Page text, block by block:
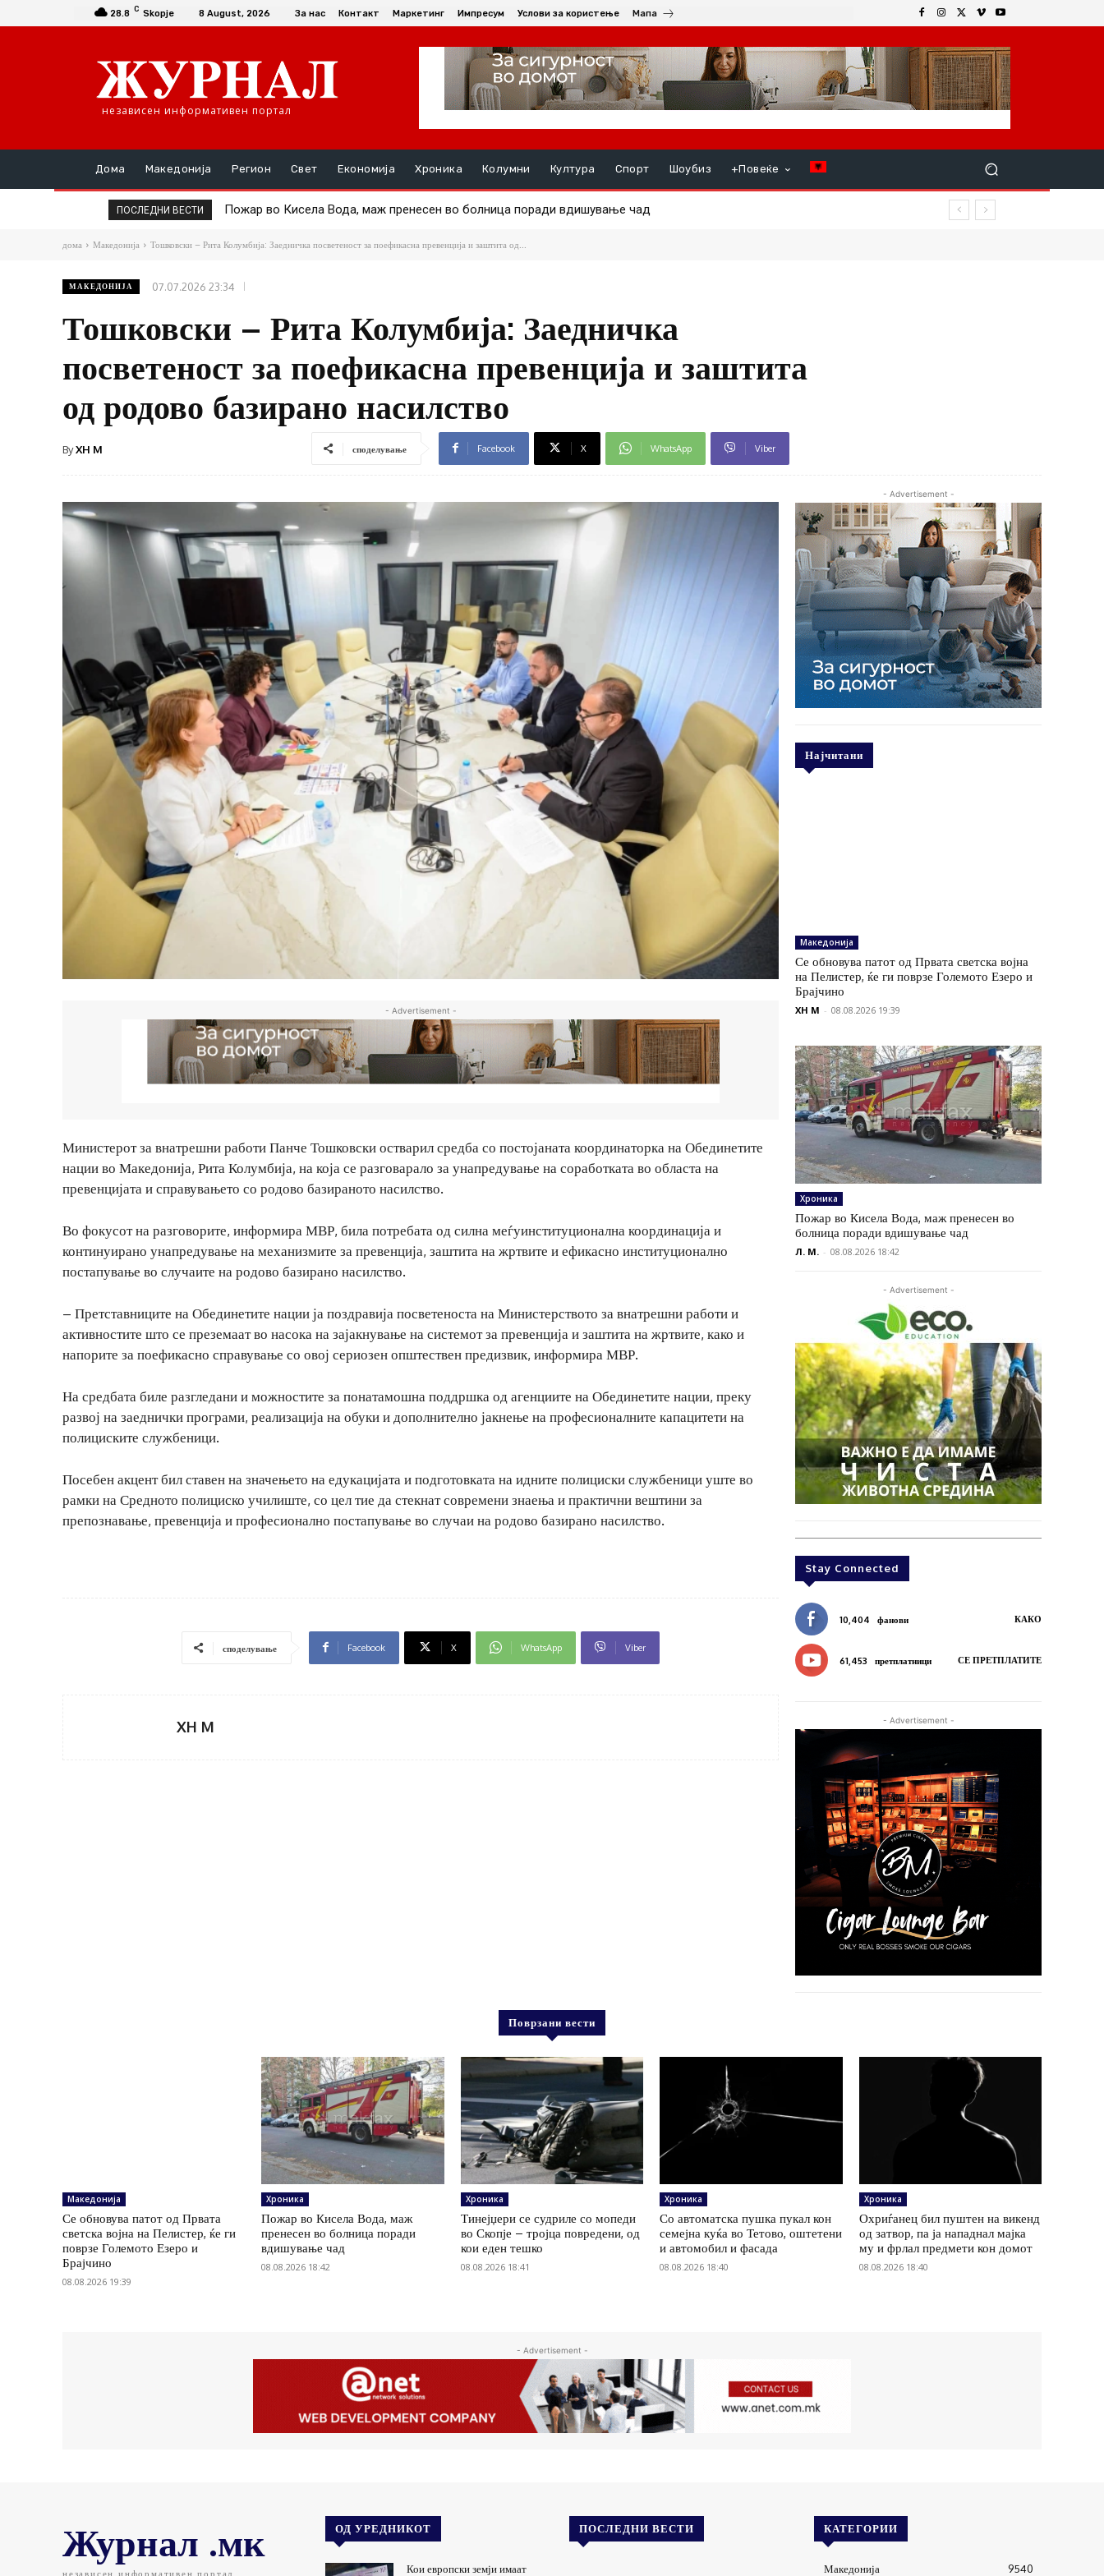
28.8 C Skopje 8 August, 2026 За нас Контакт Маркетинг Импресум Услови за користење Мапа
независен информативен портал
Дома Македонија Регион Свет Економија Хроника Колумни Култура Спорт Шоубиз +Повеќе
ПОСЛЕДНИ ВЕСТИ Пожар во Кисела Вода, маж пренесен во болница поради вдишување чад
Тинејџери се судриле со мопеди во Скопје – тројца повредени, од кои еден тешко
дома Македонија Тошковски – Рита Колумбија: Заедничка посветеност за поефикасна превенција и заштита од...
МАКЕДОНИЈА 07.07.2026 23:34
Тошковски – Рита Колумбија: Заедничка
посветеност за поефикасна превенција и заштита
од родово базирано насилство
ByXH M споделување Facebook X WhatsApp Viber
- Advertisement -
Министерот за внатрешни работи Панче Тошковски остварил средба со постојаната координаторка на Обединетите
нации во Македонија, Рита Колумбија, на која се разговарало за унапредување на соработката во областа на
превенцијата и справувањето со родово базираното насилство.
Во фокусот на разговорите, информира МВР, била потребата од силна меѓуинституционална координација и
континуирано унапредување на механизмите за превенција, заштита на жртвите и ефикасно институционално
постапување во случаите на родово базирано насилство.
– Претставниците на Обединетите нации ја поздравија посветеноста на Министерството за внатрешни работи и
активностите што се преземаат во насока на зајакнување на системот за превенција и заштита на жртвите, како и
напорите за поефикасно справување со овој сериозен општествен предизвик, информира МВР.
На средбата биле разгледани и можностите за понатамошна поддршка од агенциите на Обединетите нации, преку
развој на заеднички програми, реализација на обуки и дополнително јакнење на професионалните капацитети на
полициските службеници.
Посебен акцент бил ставен на значењето на едукацијата и подготовката на идните полициски службеници уште во
рамки на Средното полициско училиште, со цел тие да стекнат современи знаења и практични вештини за
препознавање, превенција и професионално постапување во случаи на родово базирано насилство.
споделување Facebook X WhatsApp Viber
XH M
- Advertisement -
Најчитани
Македонија
Се обновува патот од Првата светска војна
на Пелистер, ќе ги поврзе Големото Езеро и
Брајчино
XH M - 08.08.2026 19:39
Хроника
Пожар во Кисела Вода, маж пренесен во
болница поради вдишување чад
Л. М. - 08.08.2026 18:42
- Advertisement -
Stay Connected
10,404 фанови КАКО
61,453 претплатници СЕ ПРЕТПЛАТИТЕ
- Advertisement -
Поврзани вести
Македонија
Се обновува патот од Првата
светска војна на Пелистер, ќе ги
поврзе Големото Езеро и
Брајчино
08.08.2026 19:39
Хроника
Пожар во Кисела Вода, маж
пренесен во болница поради
вдишување чад
08.08.2026 18:42
Хроника
Тинејџери се судриле со мопеди
во Скопје – тројца повредени, од
кои еден тешко
08.08.2026 18:41
Хроника
Со автоматска пушка пукал кон
семејна куќа во Тетово, оштетени
и автомобил и фасада
08.08.2026 18:40
Хроника
Охриѓанец бил пуштен на викенд
од затвор, па ја нападнал мајка
му и фрлал предмети кон домот
08.08.2026 18:40
- Advertisement -
Журнал .мк ОД УРЕДНИКОТ
Кои европски земји имаат
ПОСЛЕДНИ ВЕСТИ КАТЕГОРИИ
Македонија 9540